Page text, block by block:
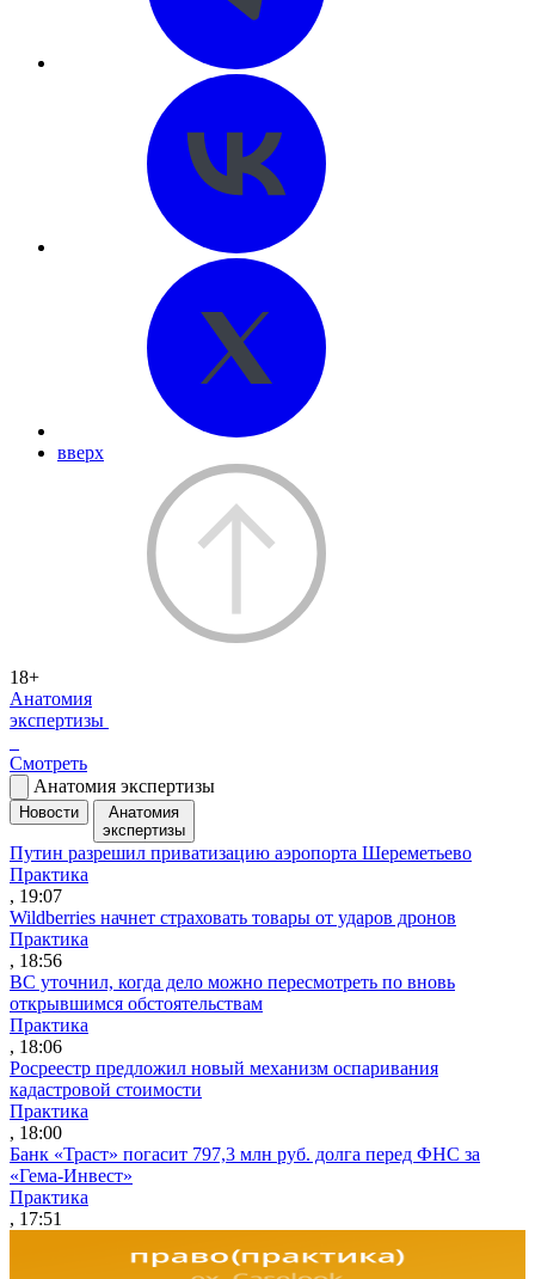
вверх
18+
Анатомия
экспертизы
Смотреть
Анатомия экспертизы
Новости
Анатомия
экспертизы
Путин разрешил приватизацию аэропорта Шереметьево
Практика
, 19:07
Wildberries начнет страховать товары от ударов дронов
Практика
, 18:56
ВС уточнил, когда дело можно пересмотреть по вновь
открывшимся обстоятельствам
Практика
, 18:06
Росреестр предложил новый механизм оспаривания
кадастровой стоимости
Практика
, 18:00
Банк «Траст» погасит 797,3 млн руб. долга перед ФНС за
«Гема-Инвест»
Практика
, 17:51